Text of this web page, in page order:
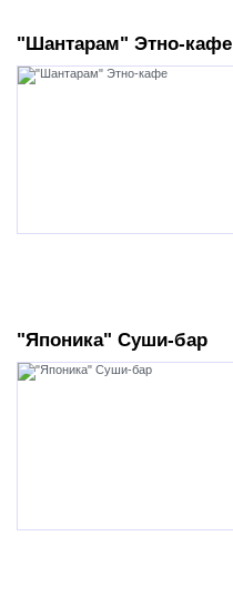
"Шантарам" Этно-кафе
"Японика" Суши-бар